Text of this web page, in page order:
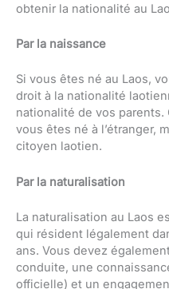
obtenir la nationalité au
Par la naissance
Si vous êtes né au Laos,
droit à la nationalité
nationalité de vos parents.
vous êtes né à l’étranger,
citoyen laotien.
Par la naturalisation
La naturalisation au Laos
qui résident légalement
ans. Vous devez
conduite, une
officielle) et un